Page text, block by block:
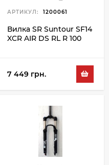
АРТИКУЛ: 1200061
Вилка SR Suntour SF14
XCR AIR DS RL R 100
7 449 грн.